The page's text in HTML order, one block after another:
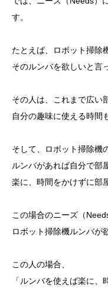
す。
たとえば、ロボット掃除
そのルンバを欲しいと言
その人は、これまで広い
自分の趣味に使える時間
そして、ロボット掃除機
ルンバがあれば自分で部
楽に、時間をかけずに部
この場合のニーズ（
ロボット掃除機ルンバが
この人の場合、
「ルンバを使えば楽に